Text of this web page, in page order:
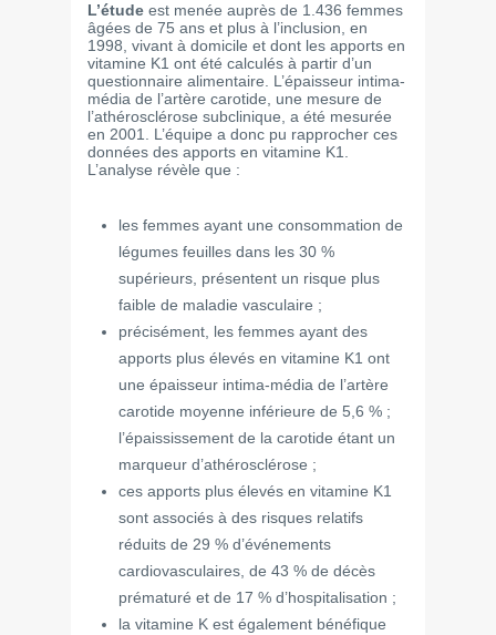
L’étude est menée auprès de 1.436 femmes
âgées de 75 ans et plus à l’inclusion, en
1998, vivant à domicile et dont les apports en
vitamine K1 ont été calculés à partir d’un
questionnaire alimentaire. L’épaisseur intima-
média de l’artère carotide, une mesure de
l’athérosclérose subclinique, a été mesurée
en 2001. L’équipe a donc pu rapprocher ces
données des apports en vitamine K1.
L’analyse révèle que :
les femmes ayant une consommation de
légumes feuilles dans les 30 %
supérieurs, présentent un risque plus
faible de maladie vasculaire ;
précisément, les femmes ayant des
apports plus élevés en vitamine K1 ont
une épaisseur intima-média de l’artère
carotide moyenne inférieure de 5,6 % ;
l’épaississement de la carotide étant un
marqueur d’athérosclérose ;
ces apports plus élevés en vitamine K1
sont associés à des risques relatifs
réduits de 29 % d’événements
cardiovasculaires, de 43 % de décès
prématuré et de 17 % d’hospitalisation ;
la vitamine K est également bénéfique